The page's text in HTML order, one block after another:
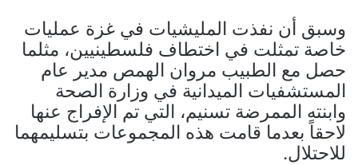
وسبق أن نفذت المليشيات في غزة عمليات
خاصة تمثلت في اختطاف فلسطينيين، مثلما
حصل مع الطبيب مروان الهمص مدير عام
المستشفيات الميدانية في وزارة الصحة
وابنته الممرضة تسنيم، التي تم الإفراج عنها
لاحقاً بعدما قامت هذه المجموعات بتسليمهما
للاحتلال.